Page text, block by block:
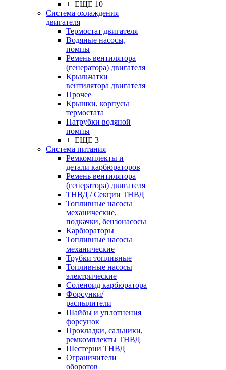
+ ЕЩЕ 10
Система охлаждения
двигателя
Термостат двигателя
Водяные насосы,
помпы
Ремень вентилятора
(генератора) двигателя
Крыльчатки
вентилятора двигателя
Прочее
Крышки, корпусы
термостата
Патрубки водяной
помпы
+ ЕЩЕ 3
Система питания
Ремкомплекты и
детали карбюраторов
Ремень вентилятора
(генератора) двигателя
ТНВД / Секции ТНВД
Топливные насосы
механические,
подкачки, бензонасосы
Карбюраторы
Топливные насосы
механические
Трубки топливные
Топливные насосы
электрические
Соленоид карбюратора
Форсунки/
распылители
Шайбы и уплотнения
форсунок
Прокладки, сальники,
ремкомплекты ТНВД
Шестерни ТНВД
Ограничители
оборотов